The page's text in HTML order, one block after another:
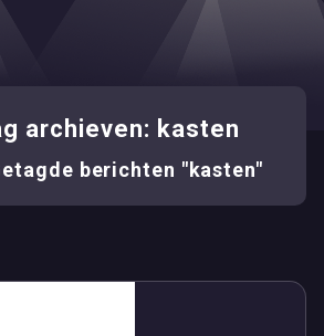
archieven: kasten
berichten "kasten"